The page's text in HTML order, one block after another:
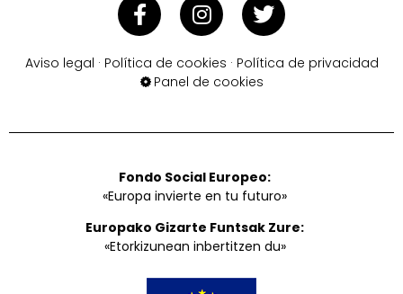
Aviso legal · Política de cookies · Política de privacidad
Panel de cookies
Fondo Social Europeo:
«Europa invierte en tu futuro»
Europako Gizarte Funtsak Zure:
«Etorkizunean inbertitzen du»